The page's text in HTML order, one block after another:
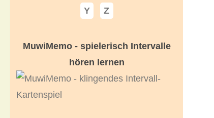
Y
Z
MuwiMemo - spielerisch Intervalle
hören lernen